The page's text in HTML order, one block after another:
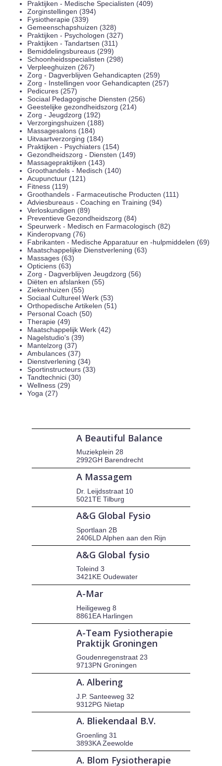
Praktijken - Medische Specialisten (409)
Zorginstellingen (394)
Fysiotherapie (339)
Gemeenschapshuizen (328)
Praktijken - Psychologen (327)
Praktijken - Tandartsen (311)
Bemiddelingsbureaus (299)
Schoonheidsspecialisten (298)
Verpleeghuizen (267)
Zorg - Dagverblijven Gehandicapten (259)
Zorg - Instellingen voor Gehandicapten (257)
Pedicures (257)
Sociaal Pedagogische Diensten (256)
Geestelijke gezondheidszorg (214)
Zorg - Jeugdzorg (192)
Verzorgingshuizen (188)
Massagesalons (184)
Uitvaartverzorging (184)
Praktijken - Psychiaters (154)
Gezondheidszorg - Diensten (149)
Massagepraktijken (143)
Groothandels - Medisch (140)
Acupunctuur (121)
Fitness (119)
Groothandels - Farmaceutische Producten (111)
Adviesbureaus - Coaching en Training (94)
Verloskundigen (89)
Preventieve Gezondheidszorg (84)
Speurwerk - Medisch en Farmacologisch (82)
Kinderopvang (76)
Fabrikanten - Medische Apparatuur en -hulpmiddelen (69)
Maatschappelijke Dienstverlening (63)
Massages (63)
Opticiens (63)
Zorg - Dagverblijven Jeugdzorg (56)
Diëten en afslanken (55)
Ziekenhuizen (55)
Sociaal Cultureel Werk (53)
Orthopedische Artikelen (51)
Personal Coach (50)
Therapie (49)
Maatschappelijk Werk (42)
Nagelstudio's (39)
Mantelzorg (37)
Ambulances (37)
Dienstverlening (34)
Sportinstructeurs (33)
Tandtechnici (30)
Wellness (29)
Yoga (27)
A Beautiful Balance
Muziekplein 28
2992GH Barendrecht
A Massagem
Dr. Leijdsstraat 10
5021TE Tilburg
A&G Global Fysio
Sportlaan 2B
2406LD Alphen aan den Rijn
A&G Global fysio
Toleind 3
3421KE Oudewater
A-Mar
Heiligeweg 8
8861EA Harlingen
A-Team Fysiotherapie
Praktijk Groningen
Goudenregenstraat 23
9713PN Groningen
A. Albering
J.P. Santeeweg 32
9312PG Nietap
A. Bliekendaal B.V.
Groenling 31
3893KA Zeewolde
A. Blom Fysiotherapie